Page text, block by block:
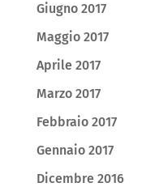
Giugno 2017
Maggio 2017
Aprile 2017
Marzo 2017
Febbraio 2017
Gennaio 2017
Dicembre 2016